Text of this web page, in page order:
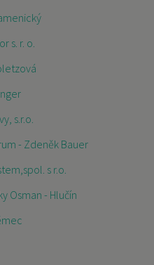
s. r. o.
s.r.o.
- Zdeněk Bauer
s r.o.
Osman - Hlučín